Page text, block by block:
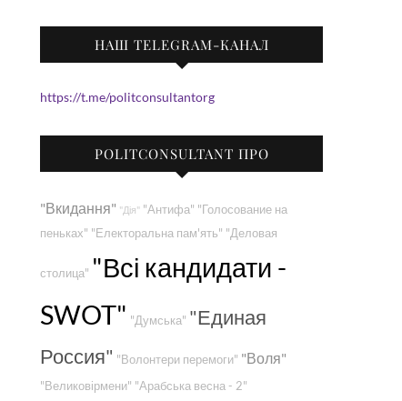
НАШ TELEGRAM-КАНАЛ
https://t.me/politconsultantorg
POLITCONSULTANT ПРО
"Вкидання" "Дія" "Антифа" "Голосование на
пеньках" "Електоральна пам'ять" "Деловая
столица" "Всі кандидати -
SWOT" "Думська" "Единая
Россия" "Волонтери перемоги" "Воля"
"Великовірмени" "Арабська весна - 2"